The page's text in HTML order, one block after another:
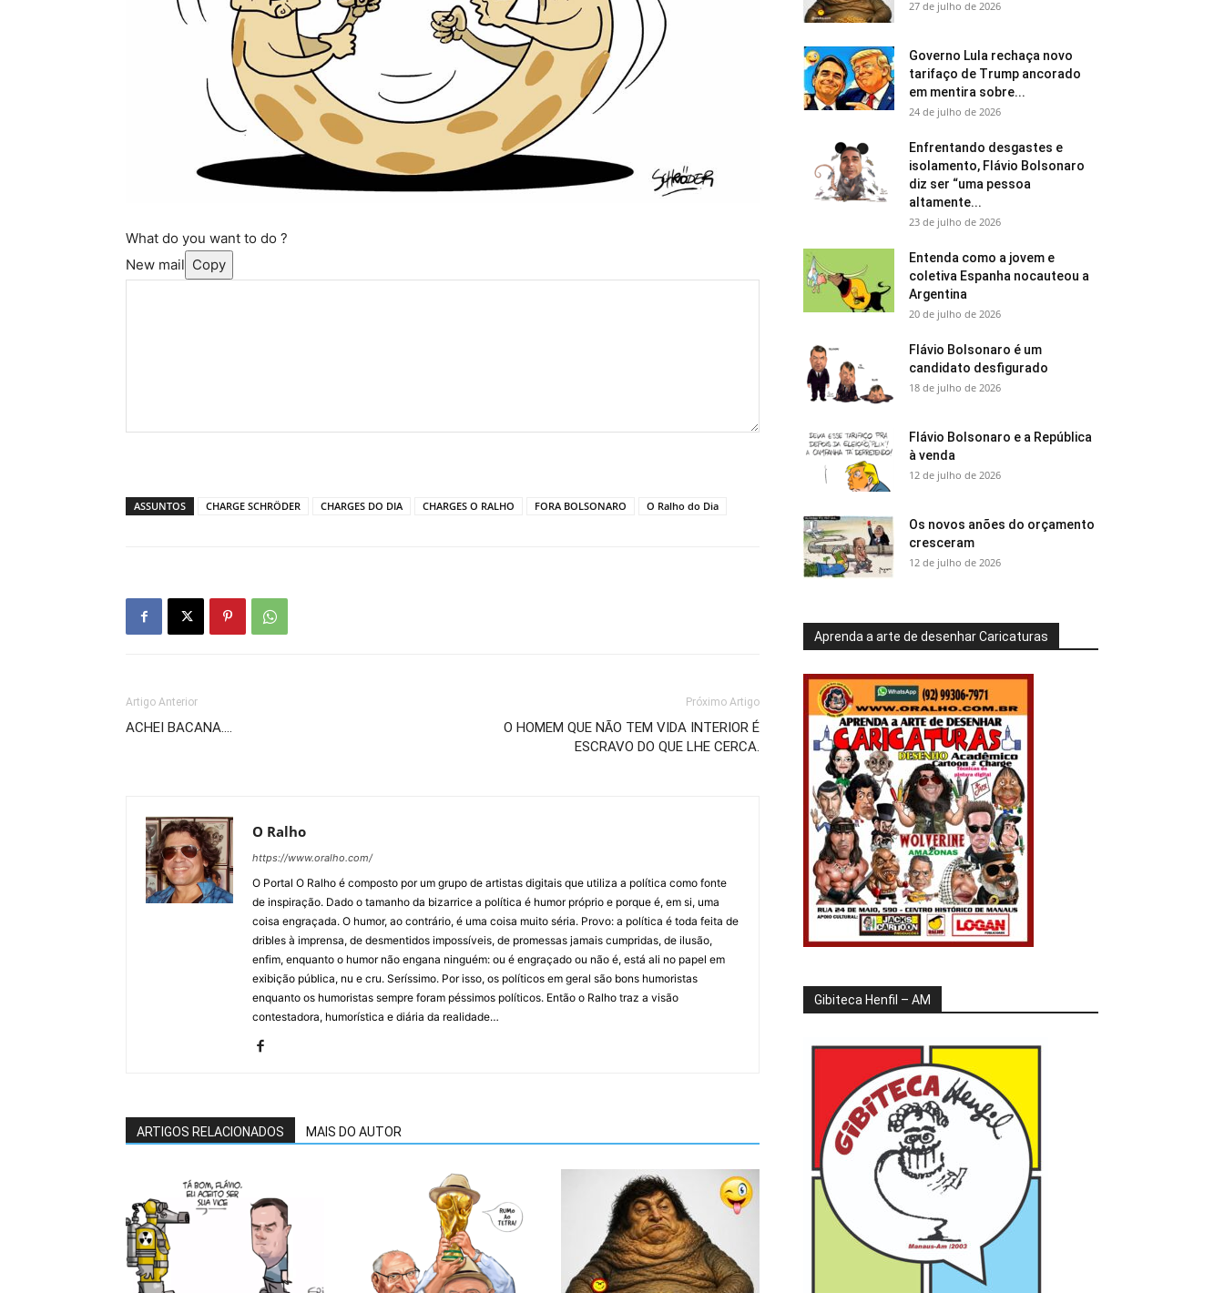
What do you want to do ?
New mail Copy
ASSUNTOS CHARGE SCHRÖDER CHARGES DO DIA CHARGES O RALHO FORA BOLSONARO O Ralho do Dia
Artigo Anterior
ACHEI BACANA….
Próximo Artigo
O HOMEM QUE NÃO TEM VIDA INTERIOR É
ESCRAVO DO QUE LHE CERCA.
O Ralho
https://www.oralho.com/
O Portal O Ralho é composto por um grupo de artistas digitais que utiliza a política como fonte
de inspiração. Dado o tamanho da bizarrice a política é humor próprio e porque é, em si, uma
coisa engraçada. O humor, ao contrário, é uma coisa muito séria. Provo: a política é toda feita de
dribles à imprensa, de desmentidos impossíveis, de promessas jamais cumpridas, de ilusão,
enfim, enquanto o humor não engana ninguém: ou é engraçado ou não é, está ali no papel em
exibição pública, nu e cru. Seríssimo. Por isso, os políticos em geral são bons humoristas
enquanto os humoristas sempre foram péssimos políticos. Então o Ralho traz a visão
contestadora, humorística e diária da realidade…
ARTIGOS RELACIONADOS MAIS DO AUTOR
27 de julho de 2026
Governo Lula rechaça novo
tarifaço de Trump ancorado
em mentira sobre...
24 de julho de 2026
Enfrentando desgastes e
isolamento, Flávio Bolsonaro
diz ser “uma pessoa
altamente...
23 de julho de 2026
Entenda como a jovem e
coletiva Espanha nocauteou a
Argentina
20 de julho de 2026
Flávio Bolsonaro é um
candidato desfigurado
18 de julho de 2026
Flávio Bolsonaro e a República
à venda
12 de julho de 2026
Os novos anões do orçamento
cresceram
12 de julho de 2026
Aprenda a arte de desenhar Caricaturas
Gibiteca Henfil – AM